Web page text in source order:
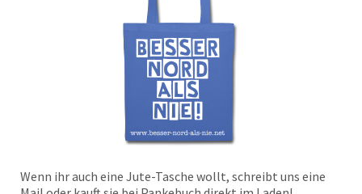
Wenn ihr auch eine Jute-Tasche wollt, schreibt uns eine